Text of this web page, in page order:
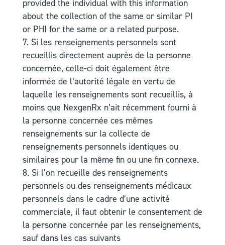
provided the individual with this information
about the collection of the same or similar PI
or PHI for the same or a related purpose.
Si les renseignements personnels sont
recueillis directement auprès de la personne
concernée, celle-ci doit également être
informée de l’autorité légale en vertu de
laquelle les renseignements sont recueillis, à
moins que NexgenRx n’ait récemment fourni à
la personne concernée ces mêmes
renseignements sur la collecte de
renseignements personnels identiques ou
similaires pour la même fin ou une fin connexe.
Si l’on recueille des renseignements
personnels ou des renseignements médicaux
personnels dans le cadre d’une activité
commerciale, il faut obtenir le consentement de
la personne concernée par les renseignements,
sauf dans les cas suivants